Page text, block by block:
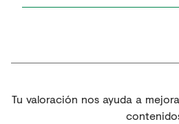
Tu valoración nos ayuda a